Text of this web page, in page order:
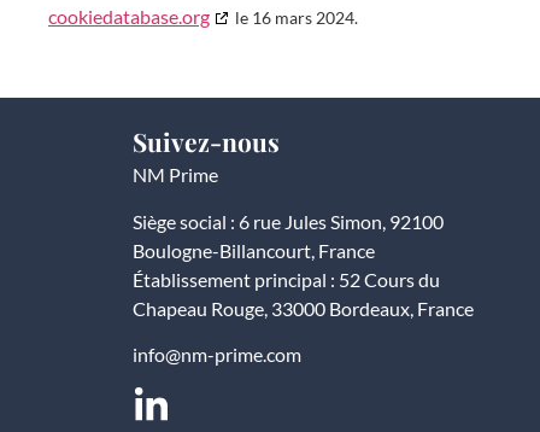
cookiedatabase.org le 16 mars 2024.
Suivez-nous
NM Prime
Siège social : 6 rue Jules Simon, 92100
Boulogne-Billancourt, France
Établissement principal : 52 Cours du
Chapeau Rouge, 33000 Bordeaux, France
info@nm-prime.com